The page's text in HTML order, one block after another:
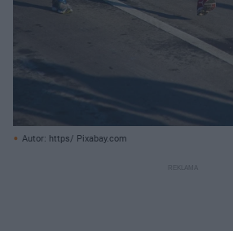
Autor: https/ Pixabay.com